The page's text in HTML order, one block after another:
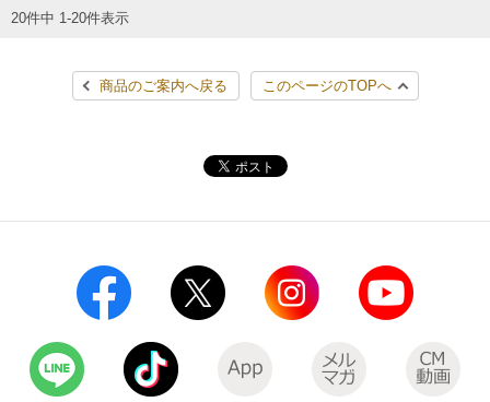
20件中 1-20件表示
商品のご案内へ戻る このページのTOPへ